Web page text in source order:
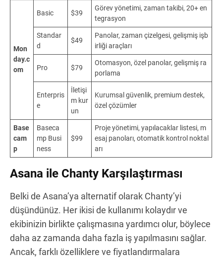
Mon
day.c
om
Basic $39
Görev yönetimi, zaman takibi, 20+ en
tegrasyon
Standar
d
$49
Panolar, zaman çizelgesi, gelişmiş işb
irliği araçları
Pro $79
Otomasyon, özel panolar, gelişmiş ra
porlama
Enterpris
e
İletişi
m kur
un
Kurumsal güvenlik, premium destek,
özel çözümler
Base
cam
p
Baseca
mp Busi
ness
$99
Proje yönetimi, yapılacaklar listesi, m
esaj panoları, otomatik kontrol noktal
arı
Asana ile Chanty Karşılaştırması
Belki de Asana’ya alternatif olarak Chanty’yi
düşündünüz. Her ikisi de kullanımı kolaydır ve
ekibinizin birlikte çalışmasına yardımcı olur, böylece
daha az zamanda daha fazla iş yapılmasını sağlar.
Ancak, farklı özelliklere ve fiyatlandırmalara